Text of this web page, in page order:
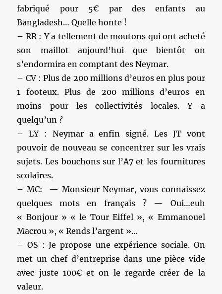
fabriqué pour 5€ par des enfants au
Bangladesh… Quelle honte !
– RR : Y a tellement de moutons qui ont acheté
son maillot aujourd’hui que bientôt on
s’endormira en comptant des Neymar.
– CV : Plus de 200 millions d’euros en plus pour
1 footeux. Plus de 200 millions d’euros en
moins pour les collectivités locales. Y a
quelqu’un ?
– LY : Neymar a enfin signé. Les JT vont
pouvoir de nouveau se concentrer sur les vrais
sujets. Les bouchons sur l’A7 et les fournitures
scolaires.
– MC: — Monsieur Neymar, vous connaissez
quelques mots en français ? — Oui…euh
« Bonjour » « le Tour Eiffel », « Emmanouel
Macrou », « Rends l’argent »…
– OS : Je propose une expérience sociale. On
met un chef d’entreprise dans une pièce vide
avec juste 100€ et on le regarde créer de la
valeur.